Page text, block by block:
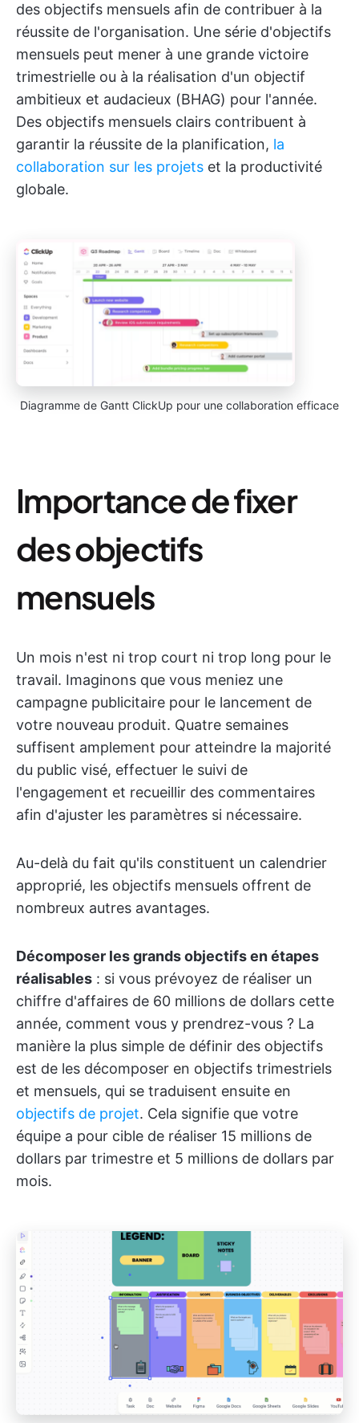
des objectifs mensuels afin de contribuer à la
réussite de l'organisation. Une série d'objectifs
mensuels peut mener à une grande victoire
trimestrielle ou à la réalisation d'un objectif
ambitieux et audacieux (BHAG) pour l'année.
Des objectifs mensuels clairs contribuent à
garantir la réussite de la planification, la
collaboration sur les projets et la productivité
globale.
Diagramme de Gantt ClickUp pour une collaboration efficace
Importance de fixer
des objectifs
mensuels
Un mois n'est ni trop court ni trop long pour le
travail. Imaginons que vous meniez une
campagne publicitaire pour le lancement de
votre nouveau produit. Quatre semaines
suffisent amplement pour atteindre la majorité
du public visé, effectuer le suivi de
l'engagement et recueillir des commentaires
afin d'ajuster les paramètres si nécessaire.
Au-delà du fait qu'ils constituent un calendrier
approprié, les objectifs mensuels offrent de
nombreux autres avantages.
Décomposer les grands objectifs en étapes
réalisables : si vous prévoyez de réaliser un
chiffre d'affaires de 60 millions de dollars cette
année, comment vous y prendrez-vous ? La
manière la plus simple de définir des objectifs
est de les décomposer en objectifs trimestriels
et mensuels, qui se traduisent ensuite en
objectifs de projet. Cela signifie que votre
équipe a pour cible de réaliser 15 millions de
dollars par trimestre et 5 millions de dollars par
mois.